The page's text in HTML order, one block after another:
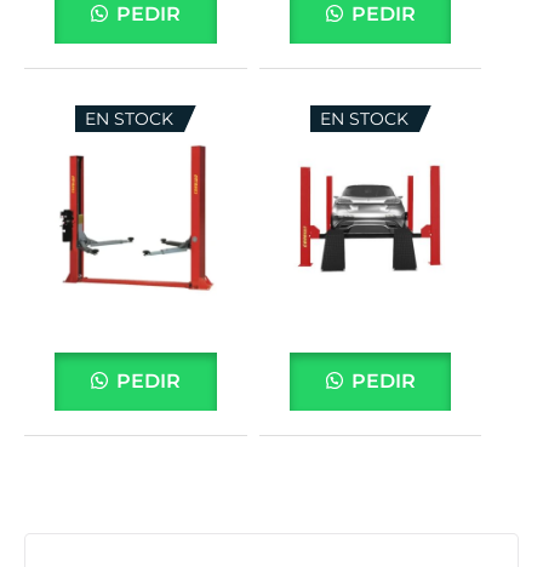
PEDIR PEDIR
EN STOCK
PEDIR
EN STOCK
PEDIR